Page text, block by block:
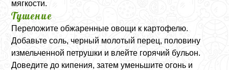
мягкости.
Тушение
Переложите обжаренные овощи к картофелю.
Добавьте соль, черный молотый перец, половину
измельченной петрушки и влейте горячий бульон.
Доведите до кипения, затем уменьшите огонь и